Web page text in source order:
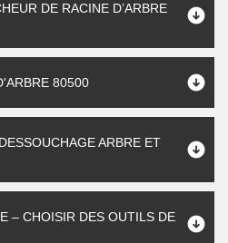
DE RACINE D’ARBRE
80500
ARBRE ET
– CHOISIR DES OUTILS DE